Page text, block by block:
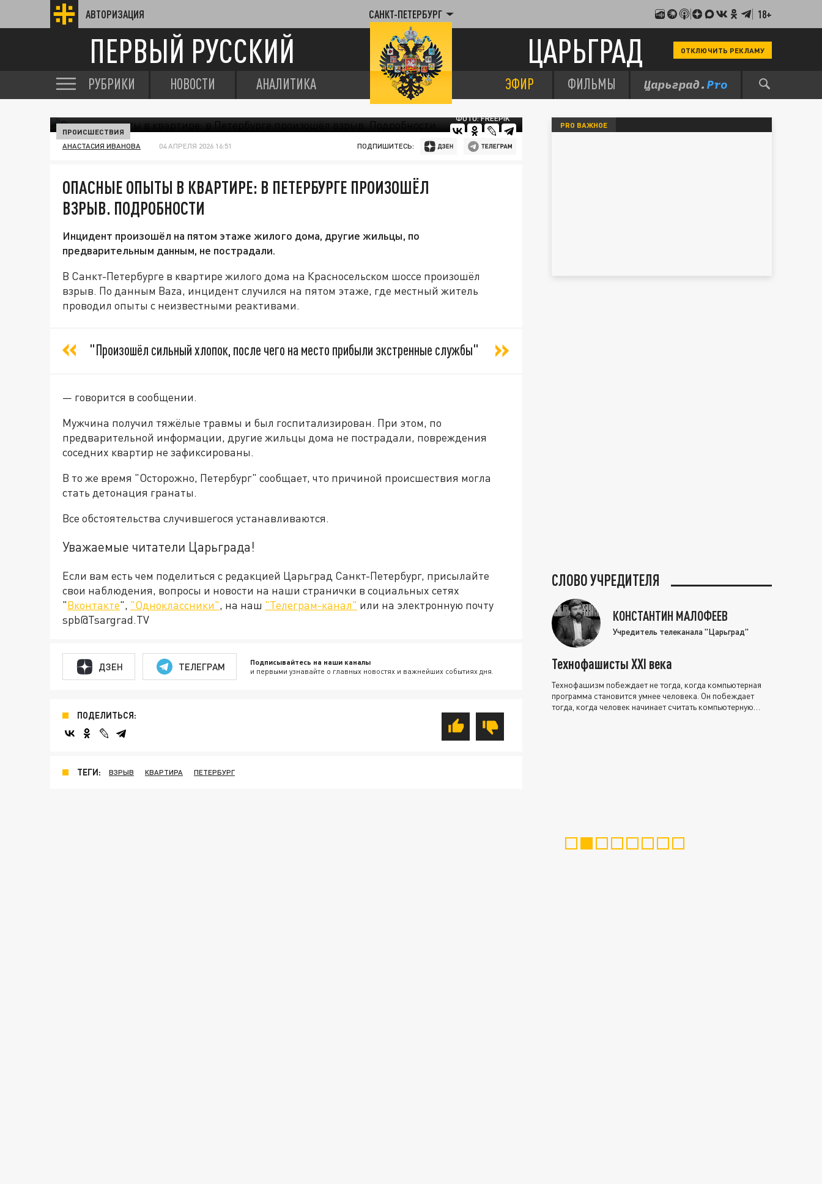
АВТОРИЗАЦИЯ САНКТ-ПЕТЕРБУРГ 18+
ПЕРВЫЙ РУССКИЙ ЦАРЬГРАД ОТКЛЮЧИТЬ РЕКЛАМУ
РУБРИКИ НОВОСТИ АНАЛИТИКА ЭФИР ФИЛЬМЫ
ФОТО: FREEPIK
ПРОИСШЕСТВИЯ
АНАСТАСИЯ ИВАНОВА 04 АПРЕЛЯ 2026 16:51 ПОДПИШИТЕСЬ:
ОПАСНЫЕ ОПЫТЫ В КВАРТИРЕ: В ПЕТЕРБУРГЕ ПРОИЗОШЁЛ
ВЗРЫВ. ПОДРОБНОСТИ
Инцидент произошёл на пятом этаже жилого дома, другие жильцы, по
предварительным данным, не пострадали.
В Санкт-Петербурге в квартире жилого дома на Красносельском шоссе произошёл
взрыв. По данным Baza, инцидент случился на пятом этаже, где местный житель
проводил опыты с неизвестными реактивами.
"Произошёл сильный хлопок, после чего на место прибыли экстренные службы"
— говорится в сообщении.
Мужчина получил тяжёлые травмы и был госпитализирован. При этом, по
предварительной информации, другие жильцы дома не пострадали, повреждения
соседних квартир не зафиксированы.
В то же время "Осторожно, Петербург" сообщает, что причиной происшествия могла
стать детонация гранаты.
Все обстоятельства случившегося устанавливаются.
Уважаемые читатели Царьграда!
Если вам есть чем поделиться с редакцией Царьград Санкт-Петербург, присылайте
свои наблюдения, вопросы и новости на наши странички в социальных сетях
"Вконтакте", "Одноклассники", на наш "Телеграм-канал" или на электронную почту
spb@Tsargrad.TV
ДЗЕН ТЕЛЕГРАМ Подписывайтесь на наши каналы
и первыми узнавайте о главных новостях и важнейших событиях дня.
ПОДЕЛИТЬСЯ:
ТЕГИ: ВЗРЫВ КВАРТИРА ПЕТЕРБУРГ
PRO ВАЖНОЕ
СЛОВО УЧРЕДИТЕЛЯ
КОНСТАНТИН МАЛОФЕЕВ
Учредитель телеканала "Царьград"
Технофашисты XXI века
Технофашизм побеждает не тогда, когда компьютерная
программа становится умнее человека. Он побеждает
тогда, когда человек начинает считать компьютерную